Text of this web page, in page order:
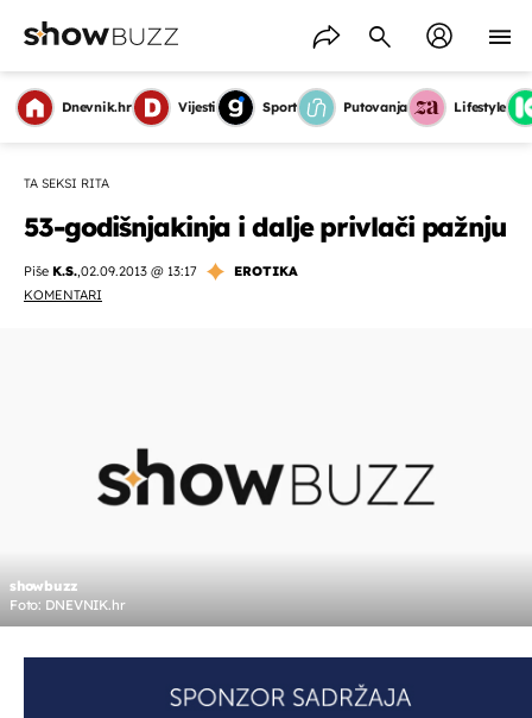
Dnevnik.hr Vijesti Sport Putovanja Lifestyle
TA SEKSI RITA
53-godišnjakinja i dalje privlači pažnju
Piše K.S.,02.09.2013 @ 13:17
EROTIKA
KOMENTARI
showbuzz
Foto: DNEVNIK.hr
OMOGUĆI OBAVIJESTI